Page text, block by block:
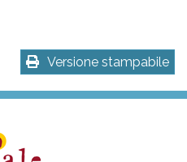
Versione stampabile